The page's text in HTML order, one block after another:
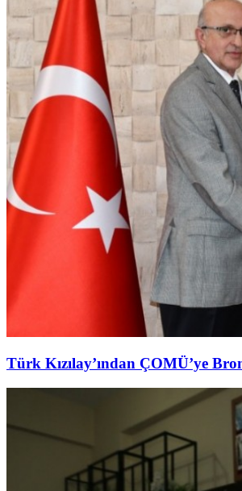
Türk Kızılay’ından ÇOMÜ’ye